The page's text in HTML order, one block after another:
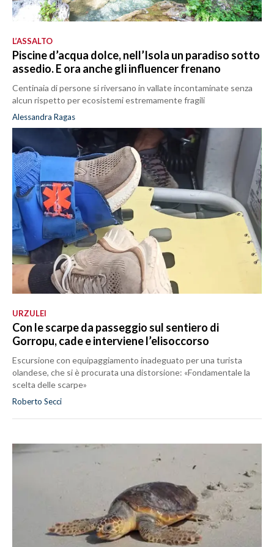
L’ASSALTO
Piscine d’acqua dolce, nell’Isola un paradiso sotto
assedio. E ora anche gli influencer frenano
Centinaia di persone si riversano in vallate incontaminate senza
alcun rispetto per ecosistemi estremamente fragili
Alessandra Ragas
URZULEI
Con le scarpe da passeggio sul sentiero di
Gorropu, cade e interviene l’elisoccorso
Escursione con equipaggiamento inadeguato per una turista
olandese, che si è procurata una distorsione: «Fondamentale la
scelta delle scarpe»
Roberto Secci